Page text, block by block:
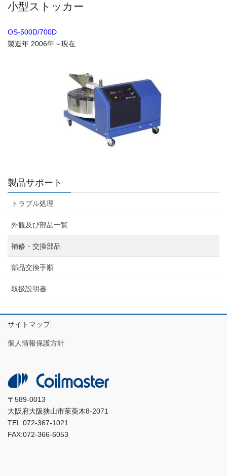
小型ストッカー
OS-500D/700D
製造年 2006年～現在
製品サポート
トラブル処理
外観及び部品一覧
補修・交換部品
部品交換手順
取扱説明書
サイトマップ
個人情報保護方針
〒589-0013
大阪府大阪狭山市茱萸木8-2071
TEL:072-367-1021
FAX:072-366-6053